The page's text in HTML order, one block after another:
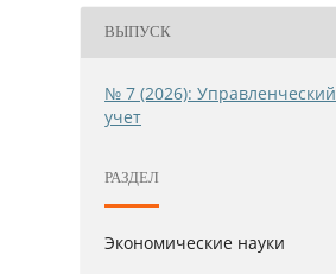
ВЫПУСК
№ 7 (2026): Управленческий
учет
РАЗДЕЛ
Экономические науки